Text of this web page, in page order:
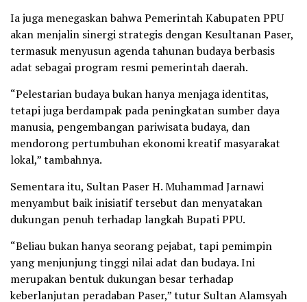
Ia juga menegaskan bahwa Pemerintah Kabupaten PPU
akan menjalin sinergi strategis dengan Kesultanan Paser,
termasuk menyusun agenda tahunan budaya berbasis
adat sebagai program resmi pemerintah daerah.
“Pelestarian budaya bukan hanya menjaga identitas,
tetapi juga berdampak pada peningkatan sumber daya
manusia, pengembangan pariwisata budaya, dan
mendorong pertumbuhan ekonomi kreatif masyarakat
lokal,” tambahnya.
Sementara itu, Sultan Paser H. Muhammad Jarnawi
menyambut baik inisiatif tersebut dan menyatakan
dukungan penuh terhadap langkah Bupati PPU.
“Beliau bukan hanya seorang pejabat, tapi pemimpin
yang menjunjung tinggi nilai adat dan budaya. Ini
merupakan bentuk dukungan besar terhadap
keberlanjutan peradaban Paser,” tutur Sultan Alamsyah